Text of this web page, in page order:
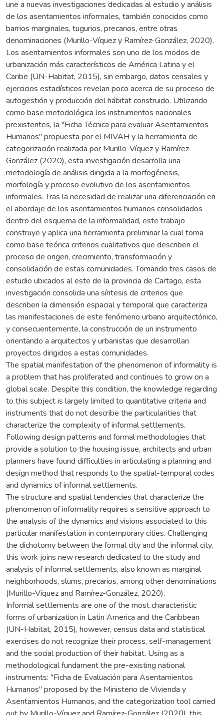
une a nuevas investigaciones dedicadas al estudio y análisis
de los asentamientos informales, también conocidos como
barrios marginales, tugurios, precarios, entre otras
denominaciones (Murillo-Víquez y Ramírez-González, 2020).
Los asentamientos informales son uno de los modos de
urbanización más característicos de América Latina y el
Caribe (UN-Habitat, 2015), sin embargo, datos censales y
ejercicios estadísticos revelan poco acerca de su proceso de
autogestión y producción del hábitat construido. Utilizando
como base metodológica los instrumentos nacionales
prexistentes, la "Ficha Técnica para evaluar Asentamientos
Humanos" propuesta por el MIVAH y la herramienta de
categorización realizada por Murillo-Víquez y Ramírez-
González (2020), esta investigación desarrolla una
metodología de análisis dirigida a la morfogénesis,
morfología y proceso evolutivo de los asentamientos
informales. Tras la necesidad de realizar una diferenciación en
el abordaje de los asentamientos humanos consolidados
dentro del esquema de la informalidad, este trabajo
construye y aplica una herramienta preliminar la cual toma
como base teórica criterios cualitativos que describen el
proceso de origen, crecimiento, transformación y
consolidación de estas comunidades. Tomando tres casos de
estudio ubicados al este de la provincia de Cartago, esta
investigación consolida una síntesis de criterios que
describen la dimensión espacial y temporal que caracteriza
las manifestaciones de este fenómeno urbano arquitectónico,
y consecuentemente, la construcción de un instrumento
orientando a arquitectos y urbanistas que desarrollan
proyectos dirigidos a estas comunidades.
The spatial manifestation of the phenomenon of informality is
a problem that has proliferated and continues to grow on a
global scale. Despite this condition, the knowledge regarding
to this subject is largely limited to quantitative criteria and
instruments that do not describe the particularities that
characterize the complexity of informal settlements.
Following design patterns and formal methodologies that
provide a solution to the housing issue, architects and urban
planners have found difficulties in articulating a planning and
design method that responds to the spatial-temporal codes
and dynamics of informal settlements.
The structure and spatial tendencies that characterize the
phenomenon of informality requires a sensitive approach to
the analysis of the dynamics and visions associated to this
particular manifestation in contemporary cities. Challenging
the dichotomy between the formal city and the informal city,
this work joins new research dedicated to the study and
analysis of informal settlements, also known as marginal
neighborhoods, slums, precarios, among other denominations
(Murillo-Víquez and Ramírez-González, 2020).
Informal settlements are one of the most characteristic
forms of urbanization in Latin America and the Caribbean
(UN-Habitat, 2015), however, census data and statistical
exercises do not recognize their process, self-management
and the social production of their habitat. Using as a
methodological fundament the pre-existing national
instruments: "Ficha de Evaluación para Asentamientos
Humanos" proposed by the Ministerio de Vivienda y
Asentamientos Humanos, and the categorization tool carried